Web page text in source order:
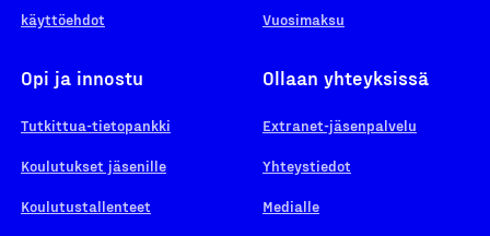
käyttöehdot
Vuosimaksu
Opi ja innostu
Tutkittua-tietopankki
Koulutukset jäsenille
Koulutustallenteet
Ollaan yhteyksissä
Extranet-jäsenpalvelu
Yhteystiedot
Medialle